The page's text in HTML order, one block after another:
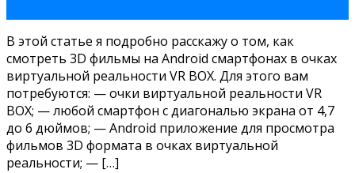
В этой статье я подробно расскажу о том, как
смотреть 3D фильмы на Android смартфонах в очках
виртуальной реальности VR BOX. Для этого вам
потребуются: — очки виртуальной реальности VR
BOX; — любой смартфон с диагональю экрана от 4,7
до 6 дюймов; — Android приложение для просмотра
фильмов 3D формата в очках виртуальной
реальности; — […]